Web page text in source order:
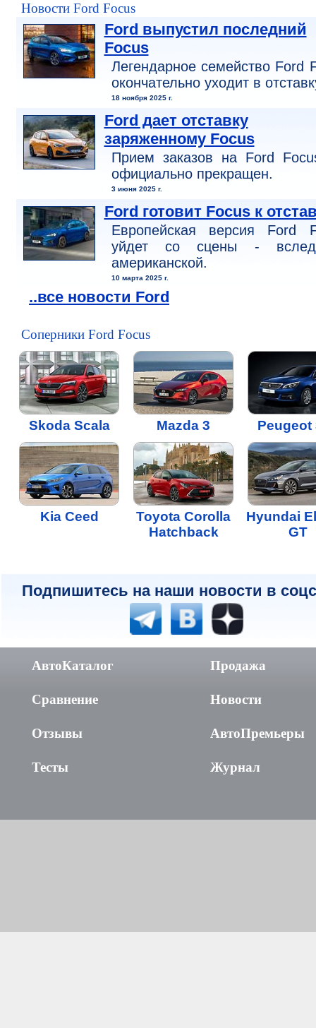
Новости Ford Focus
Ford выпустил последний
Focus
Легендарное семейство Ford
окончательно уходит в
18 ноября 2025 г.
Ford дает отставку
заряженному Focus
Прием заказов на Ford
официально прекращен.
3 июня 2025 г.
Ford готовит Focus к
Европейская версия Ford
уйдет со сцены -
американской.
10 марта 2025 г.
..все новости Ford
Соперники Ford Focus
Skoda Scala Mazda 3 Peugeot
Kia Ceed
Toyota Corolla
Hatchback
Hyundai
GT
Подпишитесь на наши новости в
АвтоКаталог
Сравнение
Отзывы
Тесты
Продажа
Новости
АвтоПремьеры
Журнал